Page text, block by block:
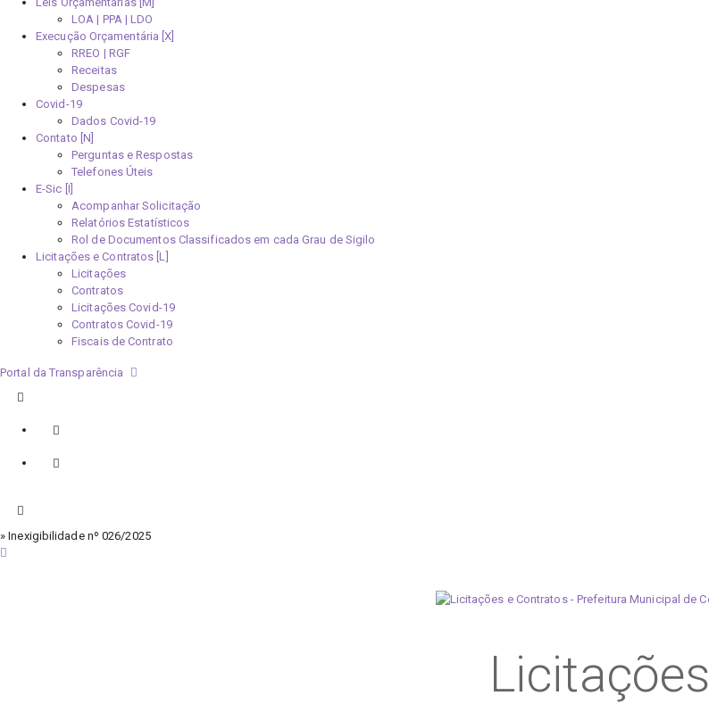
LOA | PPA | LDO
Execução Orçamentária [X]
RREO | RGF
Receitas
Despesas
Covid-19
Dados Covid-19
Contato [N]
Perguntas e Respostas
Telefones Úteis
E-Sic [I]
Acompanhar Solicitação
Relatórios Estatísticos
Rol de Documentos Classificados em cada Grau de Sigilo
Licitações e Contratos [L]
Licitações
Contratos
Licitações Covid-19
Contratos Covid-19
Fiscais de Contrato
Portal da Transparência
» Inexigibilidade nº 026/2025
Licitações